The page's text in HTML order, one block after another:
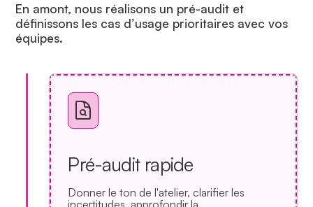
En amont, nous réalisons un pré-audit et
définissons les cas d’usage prioritaires avec vos
équipes.
Pré-audit rapide
Donner le ton de l'atelier, clarifier les